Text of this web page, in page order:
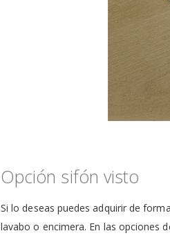
Opción sifón visto
Si lo deseas puedes adquirir de forma
lavabo o encimera. En las opciones